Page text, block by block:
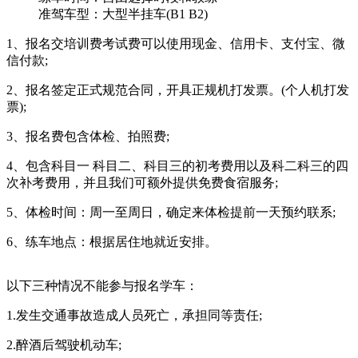
准驾车型： 大型半挂车(B1 B2)
1、报名交培训费考试费可以使用现金、信用卡、支付宝、微
信付款;
2、报名签定正式规范合同，开具正规机打发票。(个人机打发
票);
3、报名费包含体检、拍照费;
4、包含科目一 科目二、科目三的初考费用以及科二科三的四
次补考费用，并且我们可额外提供免费食宿服务;
5、体检时间：周一至周日，确定来体检提前一天预约联系;
6、练车地点：根据居住地就近安排。
以下三种情况不能参与报名学车：
1.发生交通事故造成人员死亡，承担同等责任;
2.醉酒后驾驶机动车;